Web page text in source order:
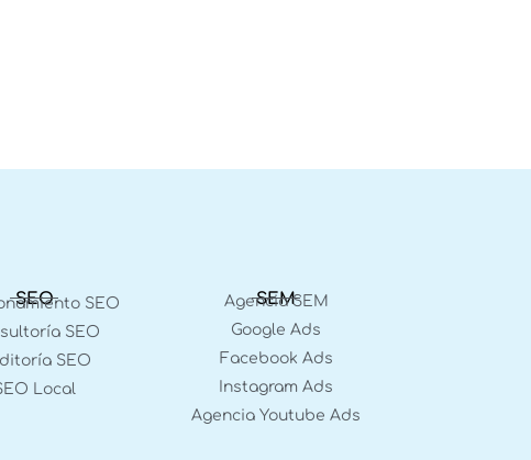
SEO
SEO
SEO
SEO
Local
SEM
Agencia SEM
Google Ads
Facebook Ads
Instagram Ads
Agencia Youtube Ads